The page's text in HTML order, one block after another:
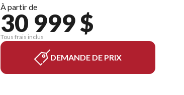
À partir de
30 999 $
Tous frais inclus
DEMANDE DE PRIX